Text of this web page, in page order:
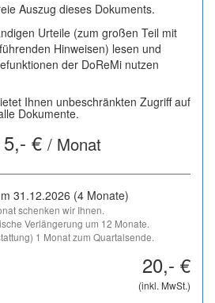
Auszug dieses Dokuments.
Urteile (zum großen Teil mit
Hinweisen) lesen und
der DoReMi nutzen
Ihnen unbeschränkten Zugriff auf
Dokumente.
€ / Monat
31.12.2026 (4 Monate)
schenken wir Ihnen.
Verlängerung um 12 Monate.
1 Monat zum Quartalsende.
20,- €
(inkl. MwSt.)